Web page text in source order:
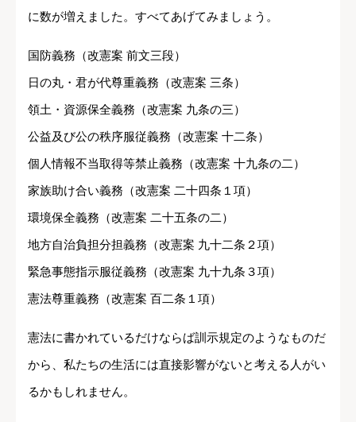
に数が増えました。すべてあげてみましょう。
国防義務（改憲案 前文三段）
日の丸・君が代尊重義務（改憲案 三条）
領土・資源保全義務（改憲案 九条の三）
公益及び公の秩序服従義務（改憲案 十二条）
個人情報不当取得等禁止義務（改憲案 十九条の二）
家族助け合い義務（改憲案 二十四条１項）
環境保全義務（改憲案 二十五条の二）
地方自治負担分担義務（改憲案 九十二条２項）
緊急事態指示服従義務（改憲案 九十九条３項）
憲法尊重義務（改憲案 百二条１項）
憲法に書かれているだけならば訓示規定のようなものだ
から、私たちの生活には直接影響がないと考える人がい
るかもしれません。